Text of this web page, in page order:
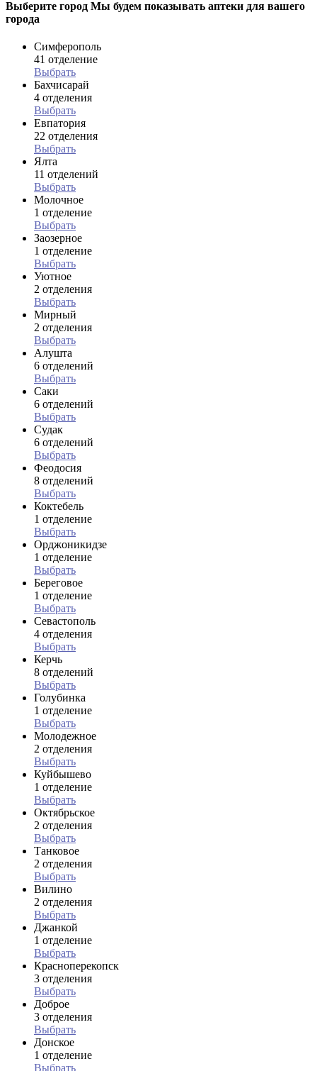
Выберите город Мы будем показывать аптеки для вашего
города
Симферополь
41 отделение
Выбрать
Бахчисарай
4 отделения
Выбрать
Евпатория
22 отделения
Выбрать
Ялта
11 отделений
Выбрать
Молочное
1 отделение
Выбрать
Заозерное
1 отделение
Выбрать
Уютное
2 отделения
Выбрать
Мирный
2 отделения
Выбрать
Алушта
6 отделений
Выбрать
Саки
6 отделений
Выбрать
Судак
6 отделений
Выбрать
Феодосия
8 отделений
Выбрать
Коктебель
1 отделение
Выбрать
Орджоникидзе
1 отделение
Выбрать
Береговое
1 отделение
Выбрать
Севастополь
4 отделения
Выбрать
Керчь
8 отделений
Выбрать
Голубинка
1 отделение
Выбрать
Молодежное
2 отделения
Выбрать
Куйбышево
1 отделение
Выбрать
Октябрьское
2 отделения
Выбрать
Танковое
2 отделения
Выбрать
Вилино
2 отделения
Выбрать
Джанкой
1 отделение
Выбрать
Красноперекопск
3 отделения
Выбрать
Доброе
3 отделения
Выбрать
Донское
1 отделение
Выбрать